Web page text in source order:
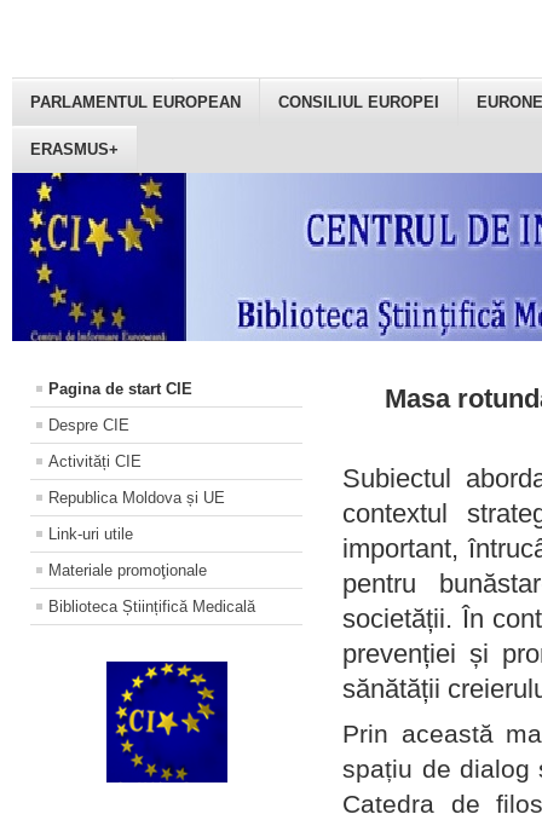
PARLAMENTUL EUROPEAN CONSILIUL EUROPEI
ERASMUS+
Pagina de start CIE
Despre CIE
Activități CIE
Republica Moldova și UE
Link-uri utile
Materiale promoţionale
Biblioteca Științifică Medicală
Masa
Subiectul
contextul
important,
pentru
societății. În
prevenției și
sănătății
Prin această
spațiu de dialog
Catedra de